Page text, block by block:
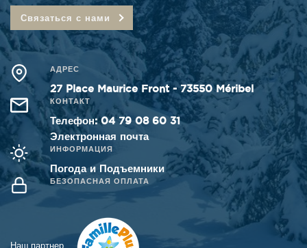
Связаться с нами
АДРЕС
27 Place Maurice Front - 73550 Méribel
КОНТАКТ
Телефон: 04 79 08 60 31
Электронная почта
ИНФОРМАЦИЯ
Погода и Подъемники
БЕЗОПАСНАЯ ОПЛАТА
Наш партнер